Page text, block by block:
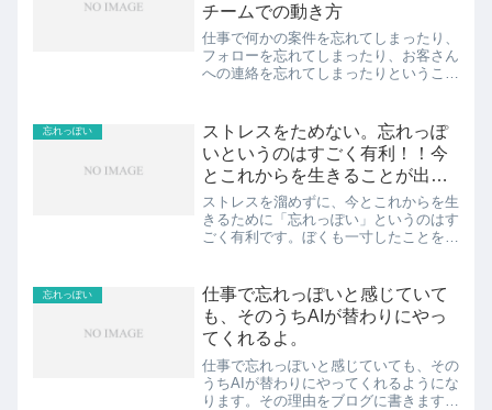
チームでの動き方
仕事で何かの案件を忘れてしまったり、
フォローを忘れてしまったり、お客さん
への連絡を忘れてしまったりということ
分で責任を取れるレベルです。でも、そ
れが連続したり頻発したり...
忘れっぽい
ストレスをためない。忘れっぽ
いというのはすごく有利！！今
とこれからを生きることが出来
る
ストレスを溜めずに、今とこれからを生
きるために「忘れっぽい」というのはす
ごく有利です。ぼくも一寸したことを忘
スを忘れながら生きている様な気がしま
す。自論を勝手に展開しま...
忘れっぽい
仕事で忘れっぽいと感じていて
も、そのうちAIが替わりにやっ
てくれるよ。
仕事で忘れっぽいと感じていても、その
うちAIが替わりにやってくれるようにな
ります。その理由をブログに書きます。